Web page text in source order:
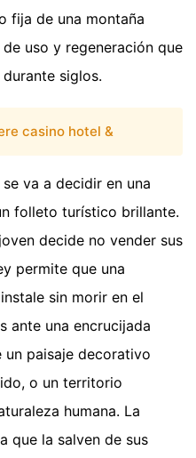
fija de una montaña
uso y regeneración que
siglos.
casino hotel &
va a decidir en una
folleto turístico brillante.
decide no vender sus
permite que una
sin morir en el
ante una encrucijada
paisaje decorativo
o un territorio
humana. La
que la salven de sus